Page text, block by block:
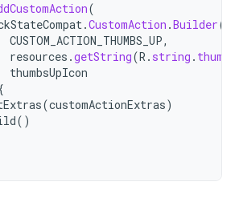
(
.CustomAction .Builder(
CUSTOM_ACTION_THUMBS_UP,
resources .getString(R . string .
thumbsUpIcon
(customActionExtras)
()